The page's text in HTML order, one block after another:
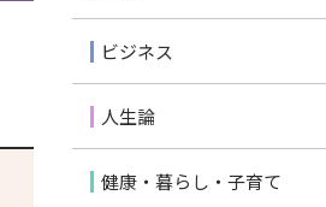
ビジネス
人生論
健康・暮らし・子育て